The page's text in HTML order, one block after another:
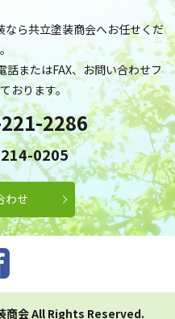
ら共立塗装商会へお任せくだ
またはFAX、お問い合わせフ
おります。
2286
0205
わせ
商会 All Rights Reserved.